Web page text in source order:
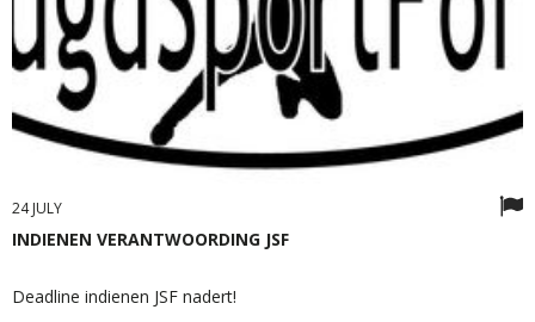
24 JULY
INDIENEN VERANTWOORDING JSF
Deadline indienen JSF nadert!